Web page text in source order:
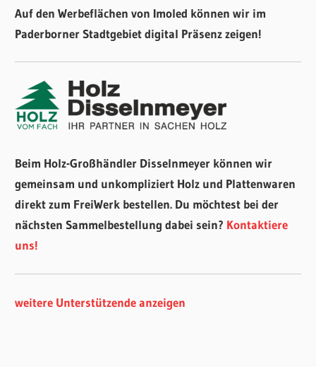
Auf den Werbeflächen von Imoled können wir im
Paderborner Stadtgebiet digital Präsenz zeigen!
Beim Holz-Großhändler Disselnmeyer können wir
gemeinsam und unkompliziert Holz und Plattenwaren
direkt zum FreiWerk bestellen. Du möchtest bei der
nächsten Sammelbestellung dabei sein? Kontaktiere
uns!
weitere Unterstützende anzeigen